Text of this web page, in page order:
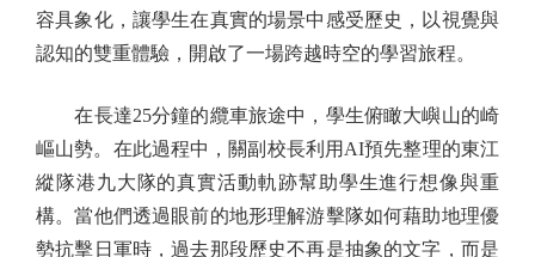
容具象化，讓學生在真實的場景中感受歷史，以視覺與
認知的雙重體驗，開啟了一場跨越時空的學習旅程。
在長達25分鐘的纜車旅途中，學生俯瞰大嶼山的崎
嶇山勢。在此過程中，關副校長利用AI預先整理的東江
縱隊港九大隊的真實活動軌跡幫助學生進行想像與重
構。當他們透過眼前的地形理解游擊隊如何藉助地理優
勢抗擊日軍時，過去那段歷史不再是抽象的文字，而是